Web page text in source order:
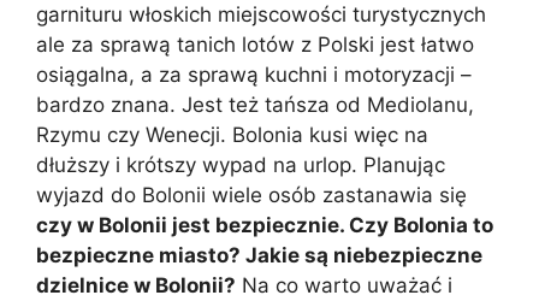
garnituru włoskich miejscowości turystycznych
ale za sprawą tanich lotów z Polski jest łatwo
osiągalna, a za sprawą kuchni i motoryzacji –
bardzo znana. Jest też tańsza od Mediolanu,
Rzymu czy Wenecji. Bolonia kusi więc na
dłuższy i krótszy wypad na urlop. Planując
wyjazd do Bolonii wiele osób zastanawia się
czy w Bolonii jest bezpiecznie. Czy Bolonia to
bezpieczne miasto? Jakie są niebezpieczne
dzielnice w Bolonii? Na co warto uważać i